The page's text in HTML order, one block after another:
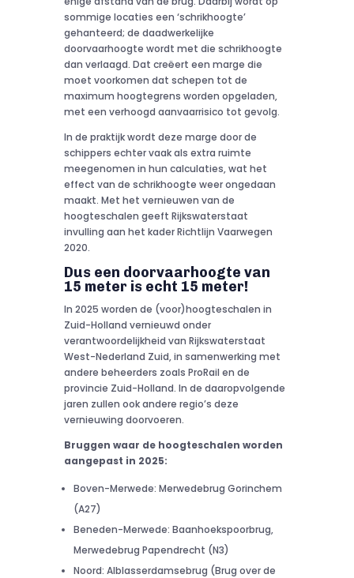
sommige locaties een ‘schrikhoogte’
gehanteerd; de daadwerkelijke
doorvaarhoogte wordt met die schrikhoogte
dan verlaagd. Dat creëert een marge die
moet voorkomen dat schepen tot de
maximum hoogtegrens worden opgeladen,
met een verhoogd aanvaarrisico tot gevolg.
In de praktijk wordt deze marge door de
schippers echter vaak als extra ruimte
meegenomen in hun calculaties, wat het
effect van de schrikhoogte weer ongedaan
maakt. Met het vernieuwen van de
hoogteschalen geeft Rijkswaterstaat
invulling aan het kader Richtlijn Vaarwegen
2020.
Dus een doorvaarhoogte van
15 meter is echt 15 meter!
In 2025 worden de (voor)hoogteschalen in
Zuid-Holland vernieuwd onder
verantwoordelijkheid van Rijkswaterstaat
West-Nederland Zuid, in samenwerking met
andere beheerders zoals ProRail en de
provincie Zuid-Holland. In de daaropvolgende
jaren zullen ook andere regio’s deze
vernieuwing doorvoeren.
Bruggen waar de hoogteschalen worden
aangepast in 2025:
Boven-Merwede: Merwedebrug Gorinchem
(A27)
Beneden-Merwede: Baanhoekspoorbrug,
Merwedebrug Papendrecht (N3)
Noord: Alblasserdamsebrug (Brug over de